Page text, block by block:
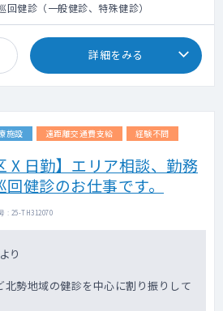
回健診（一般健診、特殊健診）
詳細をみる
施設 遠距離交通費支給 経験不問
X 日勤】エリア相談、勤務
健診のお仕事です。
: 25-TH312070
り
勢地域の健診を中心に割り振りして